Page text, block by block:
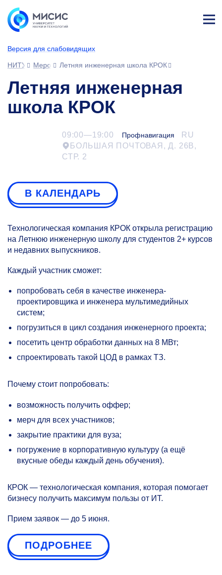
Версия для слабовидящих
НИТУ МИСИСМероприятияЛетняя инженерная школа КРОК
Летняя инженерная
школа КРОК
09:00—19:00 Профнавигация
RU
БОЛЬШАЯ ПОЧТОВАЯ, Д. 26В,
СТР. 2
В КАЛЕНДАРЬ
Технологическая компания КРОК открыла регистрацию
на Летнюю инженерную школу для студентов 2+ курсов
и недавних выпускников.
Каждый участник сможет:
попробовать себя в качестве инженера-
проектировщика и инженера мультимедийных
систем;
погрузиться в цикл создания инженерного проекта;
посетить центр обработки данных на 8 МВт;
спроектировать такой ЦОД в рамках ТЗ.
Почему стоит попробовать:
возможность получить оффер;
мерч для всех участников;
закрытие практики для вуза;
погружение в корпоративную культуру (а ещё
вкусные обеды каждый день обучения).
КРОК — технологическая компания, которая помогает
бизнесу получить максимум пользы от ИТ.
Прием заявок — до 5 июня.
ПОДРОБНЕЕ